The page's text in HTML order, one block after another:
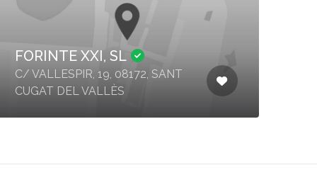
FORINTE XXI, SL
C/ VALLESPIR, 19, 08172, SANT
CUGAT DEL VALLÈS